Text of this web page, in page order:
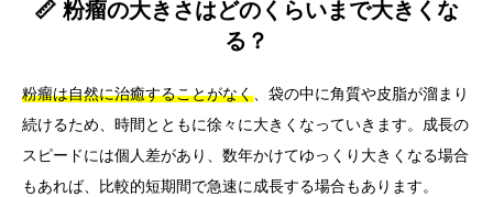
📏 粉瘤の大きさはどのくらいまで大きくな
る？
粉瘤は自然に治癒することがなく 、袋の中に角質や皮脂が溜まり
続けるため、時間とともに徐々に大きくなっていきます。成長の
スピードには個人差があり、数年かけてゆっくり大きくなる場合
もあれば、比較的短期間で急速に成長する場合もあります。